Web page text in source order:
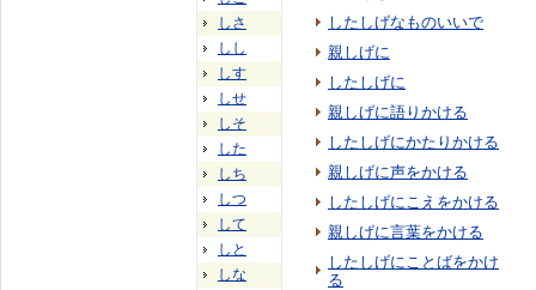
しさ
しし
しす
しせ
しそ
した
しち
しつ
して
しと
しな
したしげなものいいで
親しげに
したしげに
親しげに語りかける
したしげにかたりかける
親しげに声をかける
したしげにこえをかける
親しげに言葉をかける
したしげにことばをかけ
る